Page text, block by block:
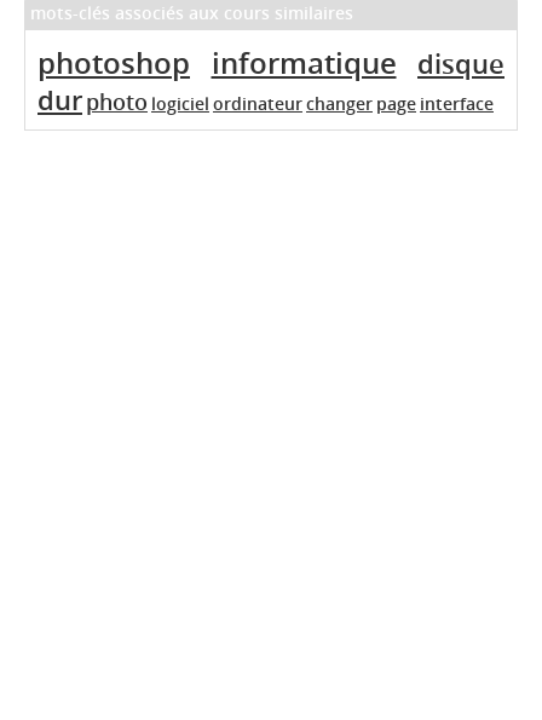
mots-clés associés aux cours similaires
photoshop informatique
disque
durphoto logiciel ordinateurchanger page interface